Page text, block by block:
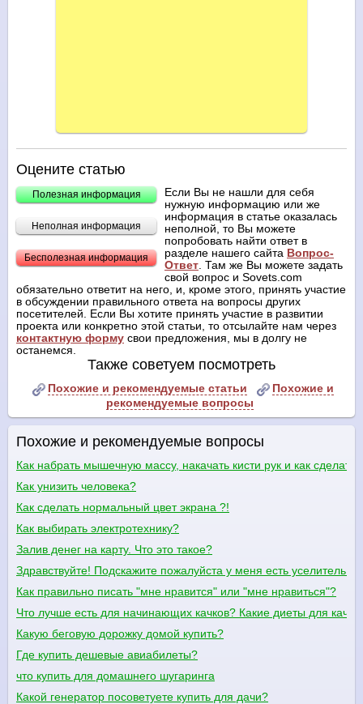
Оцените статью
Полезная информация
Неполная информация
Бесполезная информация
Если Вы не нашли для себя
нужную информацию или же
информация в статье оказалась
неполной, то Вы можете
попробовать найти ответ в
разделе нашего сайта Вопрос-
Ответ. Там же Вы можете задать
свой вопрос и Sovets.com
обязательно ответит на него, и, кроме этого, принять участие
в обсуждении правильного ответа на вопросы других
посетителей. Если Вы хотите принять участие в развитии
проекта или конкретно этой статьи, то отсылайте нам через
контактную форму свои предложения, мы в долгу не
останемся.
Также советуем посмотреть
Похожие и рекомендуемые статьи
Похожие и
рекомендуемые вопросы
Похожие и рекомендуемые вопросы
Как набрать мышечную массу, накачать кисти рук и как
Как унизить человека?
Как сделать нормальный цвет экрана ?!
Как выбирать электротехнику?
Залив денег на карту. Что это такое?
Здравствуйте! Подскажите пожалуйста у меня есть уселитель
Как правильно писать "мне нравится" или "мне нравиться"?
Что лучше есть для начинающих качков? Какие диеты для
Какую беговую дорожку домой купить?
Где купить дешевые авиабилеты?
что купить для домашнего шугаринга
Какой генератор посоветуете купить для дачи?